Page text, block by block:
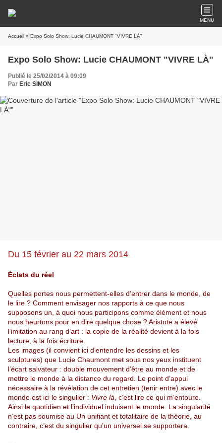
MENU
Accueil » Expo Solo Show: Lucie CHAUMONT "VIVRE LÀ"
Expo Solo Show: Lucie CHAUMONT "VIVRE LÀ"
Publié le 25/02/2014 à 09:09
Par Eric SIMON
Du 15 février au 22 mars 2014
Éclats du réel
Quelles portes nous permettent-elles d’entrer dans le monde, de
le lire ? Comment envisager nos rapports à ce que nous
supposons un, à quoi nous participons comme élément et nous
nous heurtons pour en dire quelque chose ? Aristote a élevé
l’imitation au rang d’art : la copie de la réalité devient à la fois
lecture, à la fois écriture.
Les images (il convient ici d’entendre les dessins et les
sculptures) que Lucie Chaumont met sous nos yeux instituent
l’écart salvateur : double mouvement d’être au monde et de
mettre le monde à la distance du regard. Le point d’appui
nécessaire à la révélation de cet entretien (tenir entre) avec le
monde est ici le singulier : Vivre là , c’est lire ce qui m’entoure.
Ainsi le quotidien et l’individuel induisent le monde. La singularité
n’est pas soumise au Un unifiant et totalitaire de la théorie, au
contraire, c’est du singulier qu’un universel se supportera.